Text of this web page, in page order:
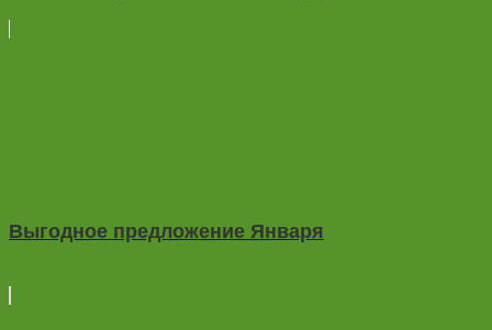
Выгодное предложение Января